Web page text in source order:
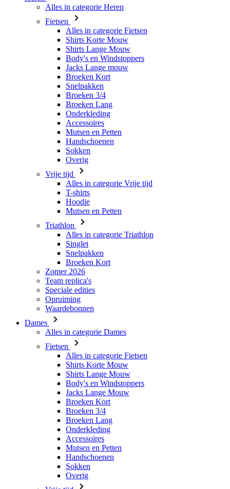
Shirts Lange Mouw
Body's en Windstoppers
Jacks Lange mouw
Broeken Kort
Snelpakken
Broeken 3/4
Broeken Lang
Onderkleding
Accessoires
Mutsen en Petten
Handschoenen
Sokken
Overig
Vrije tijd
Alles in categorie Vrije tijd
T-shirts
Hoodie
Mutsen en Petten
Triathlon
Alles in categorie Triathlon
Singlet
Snelpakken
Broeken Kort
Zomer 2026
Team replica's
Speciale edities
Opruiming
Waardebonnen
Dames
Alles in categorie Dames
Fietsen
Alles in categorie Fietsen
Shirts Lange Mouw
Body's en Windstoppers
Jacks Lange Mouw
Broeken Kort
Broeken 3/4
Broeken Lang
Onderkleding
Accessoires
Mutsen en Petten
Handschoenen
Sokken
Overig
Vrije tijd
Alles in categorie Vrije tijd
T-Shirts
Hoodie
Mutsen en Petten